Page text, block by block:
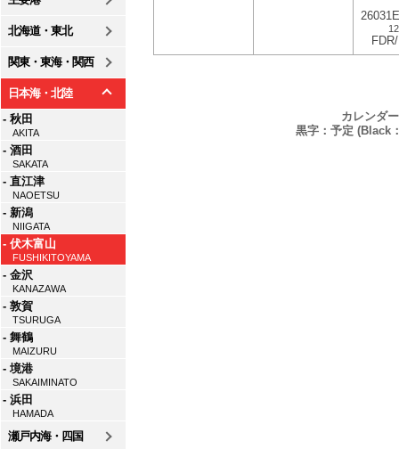
北海道・東北
関東・東海・関西
日本海・北陸
- 秋田
AKITA
- 酒田
SAKATA
- 直江津
NAOETSU
- 新潟
NIIGATA
- 伏木富山
FUSHIKITOYAMA
- 金沢
KANAZAWA
- 敦賀
TSURUGA
- 舞鶴
MAIZURU
- 境港
SAKAIMINATO
- 浜田
HAMADA
瀬戸内海・四国
カレンダ
黒字：予定